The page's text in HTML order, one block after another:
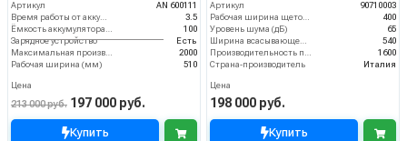
Артикул
AN 600111
Время работы от аккумуляторов (ч)
3.5
Ёмкость аккумулятора (Ач)
100
Зарядное устройство
Есть
Максимальная производительность (кв.м/час)
2000
Рабочая ширина (мм)
510
Цена
213 000 руб. 197 000 руб.
Купить
Артикул
90710003
Рабочая ширина щеток (мм)
400
Уровень шума (дБ)
65
Ширина всасывающей балки (мм)
540
Производительность по площади (м2/ч)
1600
Страна-производитель
Италия
Цена
198 000 руб.
Купить